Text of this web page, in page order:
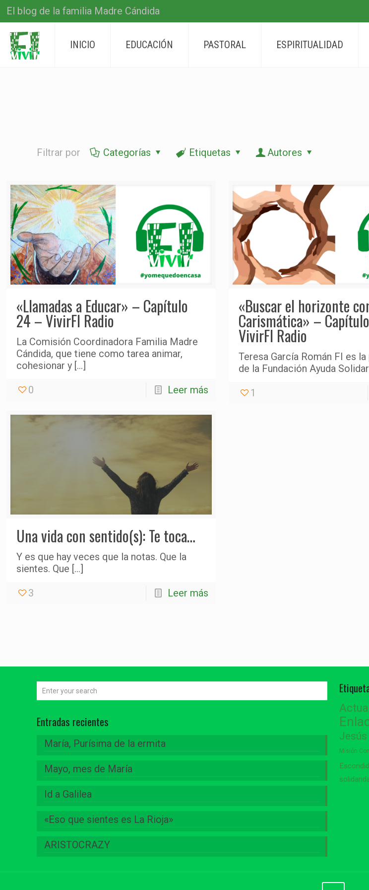
El blog de la familia Madre Cándida
INICIO EDUCACIÓN PASTORAL ESPIRITUALIDAD
Filtrar por Categorías Etiquetas Autores
«Llamadas a Educar» – Capítulo
24 – VivirFI Radio
La Comisión Coordinadora Familia Madre
Cándida, que tiene como tarea animar,
cohesionar y […]
0 Leer más
«Buscar el horizonte
Carismática» –
VivirFI Radio
Teresa García Román FI es
de la Fundación Ayuda
1
Una vida con sentido(s): Te toca…
Y es que hay veces que la notas. Que la
sientes. Que […]
3 Leer más
Entradas recientes
María, Purísima de la ermita
Mayo, mes de María
Id a Galilea
«Eso que sientes es La Rioja»
ARISTOCRAZY
Jesús
Misión